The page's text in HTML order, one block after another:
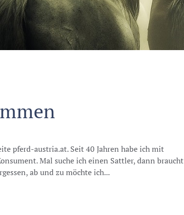
pferd-austria.at. Seit 40 Jahren habe ich mit
Mal suche ich einen Sattler, dann braucht
ab und zu möchte ich...